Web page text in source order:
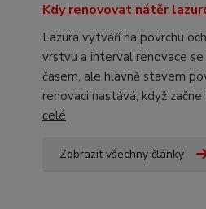
Kdy renovovat nátěr
Lazura vytváří na povrchu
vrstvu a interval renovace se
časem, ale hlavně stavem
renovaci nastává, když začne
celé
Zobrazit všechny články